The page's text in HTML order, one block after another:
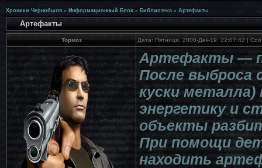
Хроники Чернобыля » Информационный Блок » Библиотека » Артефакты
Артефакты
Тормоз Дата: Пятница, 2008-Дек-19, 22:07:42 |
Артефакты —
После выброса
куски
энергетику и
объекты
При помощи
находить